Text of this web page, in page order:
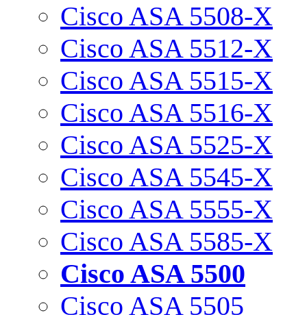
Cisco ASA 5508-X
Cisco ASA 5512-X
Cisco ASA 5515-X
Cisco ASA 5516-X
Cisco ASA 5525-X
Cisco ASA 5545-X
Cisco ASA 5555-X
Cisco ASA 5585-X
Cisco ASA 5500
Cisco ASA 5505